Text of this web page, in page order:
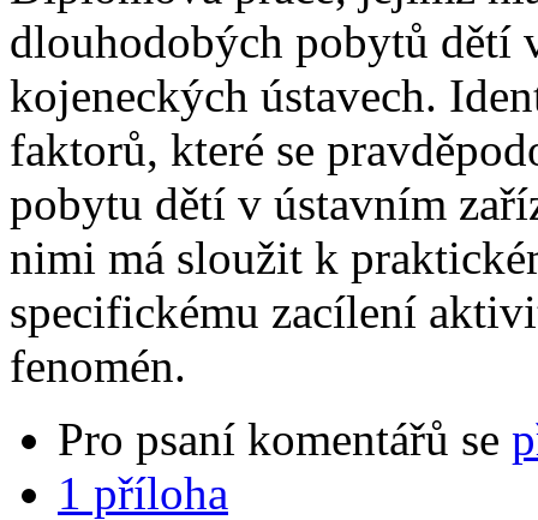
dlouhodobých pobytů dětí
kojeneckých ústavech.
faktorů, které se
pobytu dětí v ústavním
nimi má sloužit k
specifickému zacílení
fenomén.
Pro psaní komentářů se
1 příloha